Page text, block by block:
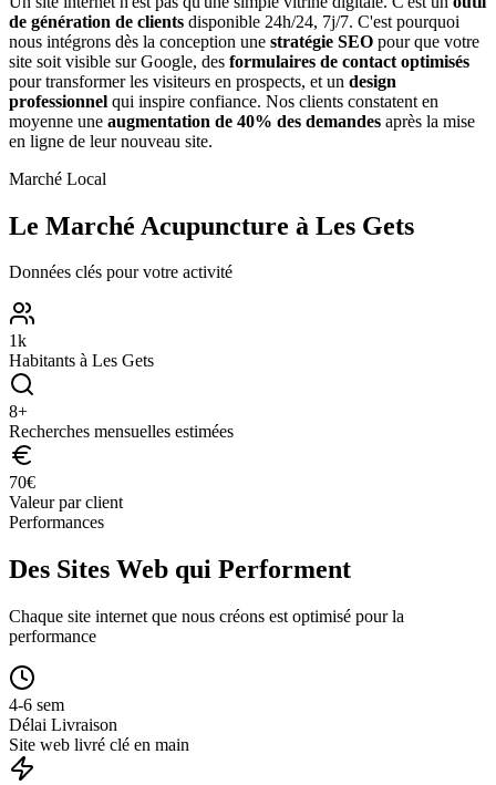
de génération de clients disponible 24h/24, 7j/7. C'est pourquoi
nous intégrons dès la conception une stratégie SEO pour que votre
site soit visible sur Google, des formulaires de contact optimisés
pour transformer les visiteurs en prospects, et un design
professionnel qui inspire confiance. Nos clients constatent en
moyenne une augmentation de 40% des demandes après la mise
en ligne de leur nouveau site.
Marché Local
Le Marché Acupuncture à Les Gets
Données clés pour votre activité
1k
Habitants à Les Gets
8+
Recherches mensuelles estimées
70€
Valeur par client
Performances
Des Sites Web qui Performent
Chaque site internet que nous créons est optimisé pour la
performance
4-6 sem
Délai Livraison
Site web livré clé en main